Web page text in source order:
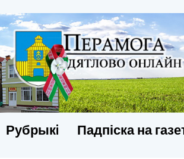
Рубрыкi Падпіска на